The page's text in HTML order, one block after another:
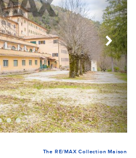
The RE/MAX Collection Maison